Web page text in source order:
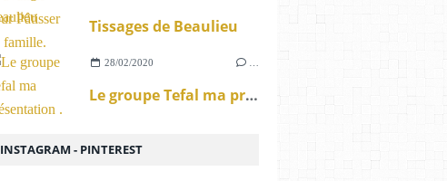
Tissages de Beaulieu
28/02/2020
Le groupe Tefal ma présentation .
INSTAGRAM - PINTEREST